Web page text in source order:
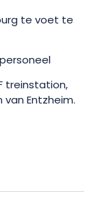
te voet te
treinstation,
Entzheim.